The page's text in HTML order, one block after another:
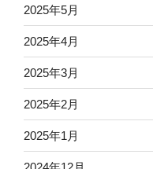
2025年5月
2025年4月
2025年3月
2025年2月
2025年1月